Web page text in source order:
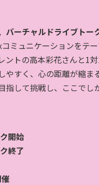
バーチャルドライブトー
コミュニケーションをテ
ントの高本彩花さんと1対
すく、心の距離が縮ま
して挑戦し、ここでし
開始
終了